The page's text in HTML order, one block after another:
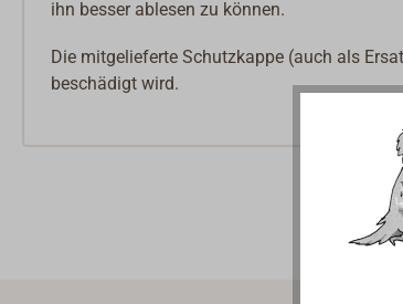
ihn besser ablesen zu können.
Die mitgelieferte Schutzkappe (auch als
beschädigt wird.